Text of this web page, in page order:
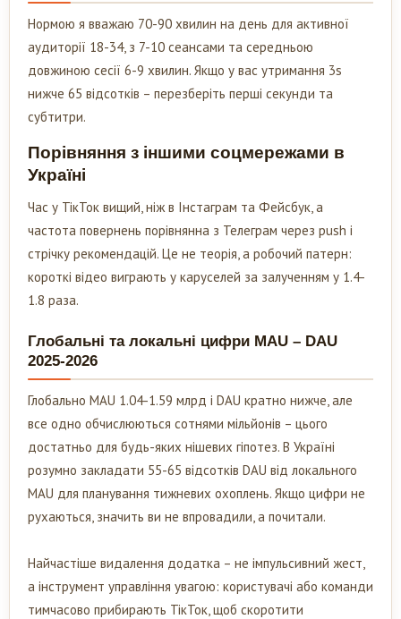
Нормою я вважаю 70-90 хвилин на день для активної
аудиторії 18-34, з 7-10 сеансами та середньою
довжиною сесії 6-9 хвилин. Якщо у вас утримання 3s
нижче 65 відсотків – перезберіть перші секунди та
субтитри.
Порівняння з іншими соцмережами в
Україні
Час у ТікТок вищий, ніж в Інстаграм та Фейсбук, а
частота повернень порівнянна з Телеграм через push і
стрічку рекомендацій. Це не теорія, а робочий патерн:
короткі відео виграють у каруселей за залученням у 1.4-
1.8 раза.
Глобальні та локальні цифри MAU – DAU
2025-2026
Глобально MAU 1.04-1.59 млрд і DAU кратно нижче, але
все одно обчислюються сотнями мільйонів – цього
достатньо для будь-яких нішевих гіпотез. В Україні
розумно закладати 55-65 відсотків DAU від локального
MAU для планування тижневих охоплень. Якщо цифри не
рухаються, значить ви не впровадили, а почитали.
Найчастіше видалення додатка – не імпульсивний жест,
а інструмент управління увагою: користувачі або команди
тимчасово прибирають ТікТок, щоб скоротити